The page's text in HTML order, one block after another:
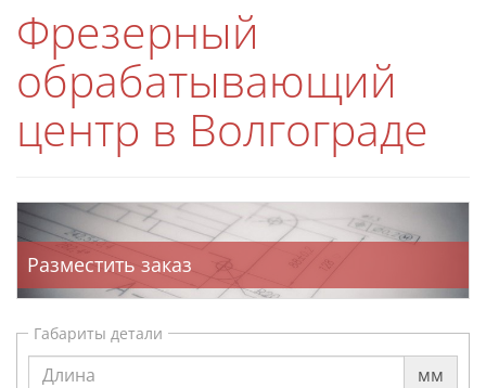
Фрезерный
обрабатывающий
центр в Волгограде
Разместить заказ
Габариты детали
мм